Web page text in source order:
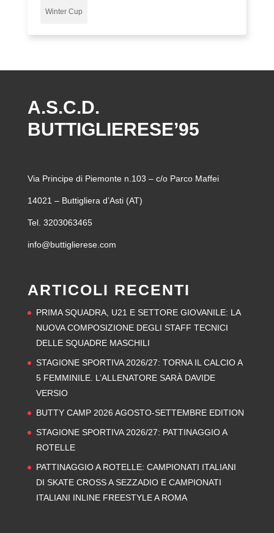
Winter Cup
A.S.C.D.
BUTTIGLIERESE’95
Via Principe di Piemonte n.103 – c/o Parco Maffei
14021 – Buttigliera d’Asti (AT)
Tel. 3203063465
info@buttiglierese.com
ARTICOLI RECENTI
PRIMA SQUADRA, U21 E SETTORE GIOVANILE: LA
NUOVA COMPOSIZIONE DEGLI STAFF TECNICI
DELLE SQUADRE MASCHILI
STAGIONE SPORTIVA 2026/27: TORNA IL CALCIO A
5 FEMMINILE. L’ALLENATORE SARÀ DAVIDE
VERSIO
BUTTY CAMP 2026 AGOSTO-SETTEMBRE EDITION
STAGIONE SPORTIVA 2026/27: PATTINAGGIO A
ROTELLE
PATTINAGGIO A ROTELLE: CAMPIONATI ITALIANI
DI SKATE CROSS A SEZZADIO E CAMPIONATI
ITALIANI INLINE FREESTYLE A ROMA